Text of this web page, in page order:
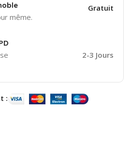
même.
Gratuit
2-3 Jours
: